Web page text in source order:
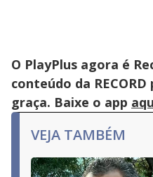
O PlayPlus agora é
conteúdo da
graça. Baixe o app
VEJA TAMBÉM